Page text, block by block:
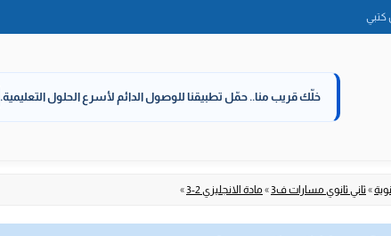
كتبي
خلّك قريب منا.. حمّل تطبيقنا للوصول الدائم لأسرع الحلول التعليمية.
»ثاني ثانوي مسارات ف3 » مادة الانجليزي 2-3 »